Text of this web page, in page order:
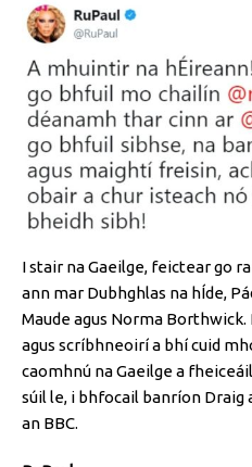
I stair na Gaeilge, feictear go
ann mar Dubhghlas na hÍde,
Maude agus Norma
agus scríbhneoirí a bhí cuid
caomhnú na Gaeilge a
súil le, i bhfocail banríon
an BBC.